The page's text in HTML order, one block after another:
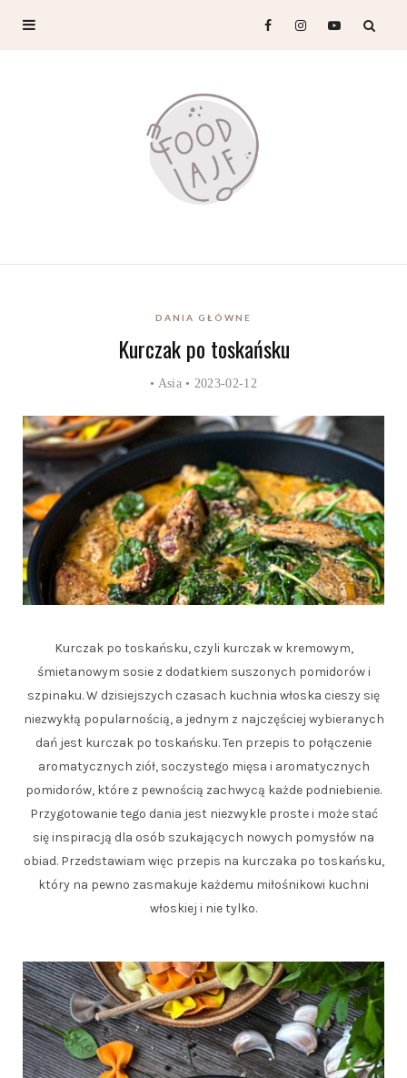
DANIA GŁÓWNE
Kurczak po toskańsku
• Asia • 2023-02-12
Kurczak po toskańsku, czyli kurczak w kremowym,
śmietanowym sosie z dodatkiem suszonych pomidorów i
szpinaku. W dzisiejszych czasach kuchnia włoska cieszy się
niezwykłą popularnością, a jednym z najczęściej wybieranych
dań jest kurczak po toskańsku. Ten przepis to połączenie
aromatycznych ziół, soczystego mięsa i aromatycznych
pomidorów, które z pewnością zachwycą każde podniebienie.
Przygotowanie tego dania jest niezwykle proste i może stać
się inspiracją dla osób szukających nowych pomysłów na
obiad. Przedstawiam więc przepis na kurczaka po toskańsku,
który na pewno zasmakuje każdemu miłośnikowi kuchni
włoskiej i nie tylko.